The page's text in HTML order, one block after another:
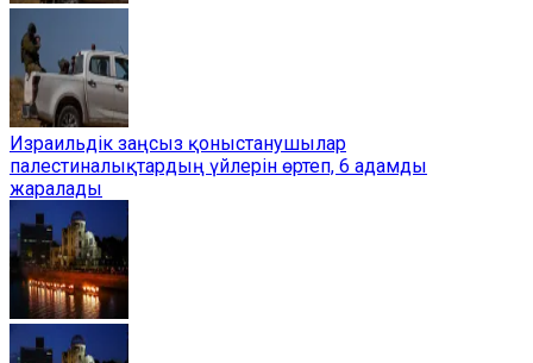
Израильдік заңсыз қоныстанушылар
палестиналықтардың үйлерін өртеп, 6 адамды
жаралады